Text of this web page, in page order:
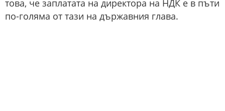
това, че заплатата на директора на НДК е в пъти
по-голяма от тази на държавния глава.